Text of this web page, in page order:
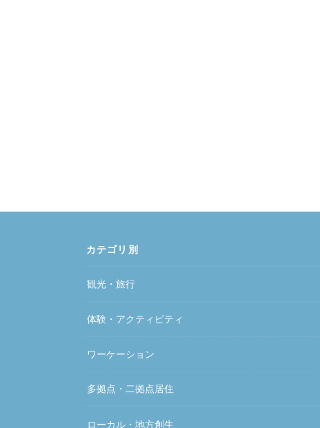
カテゴリ別
観光・旅行
体験・アクティビティ
ワーケーション
多拠点・二拠点居住
ローカル・地方創生